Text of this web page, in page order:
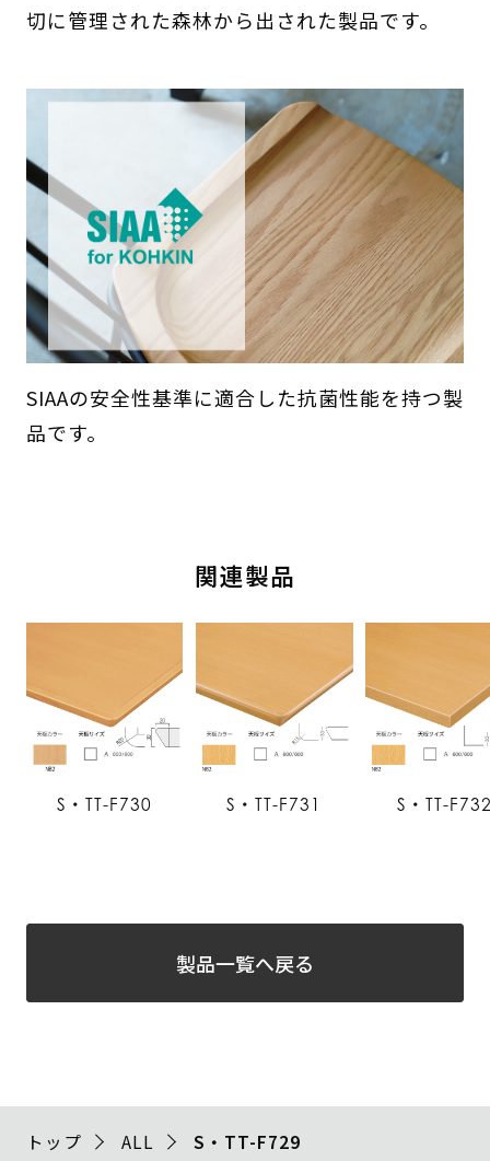
切に管理された森林から出された製品です。
SIAAの安全性基準に適合した抗菌性能を持つ製
品です。
関連製品
S・TT-F730 S・TT-F731 S・TT-
製品一覧へ戻る
トップ ALL S・TT-F729